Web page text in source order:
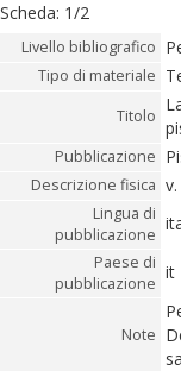
Scheda: 1/2
Livello bibliografico
Tipo di materiale
Titolo
Pubblicazione
Descrizione fisica
Lingua di
pubblicazione
Paese di
pubblicazione
it
Note